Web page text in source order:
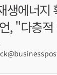
생에너지
, "다층